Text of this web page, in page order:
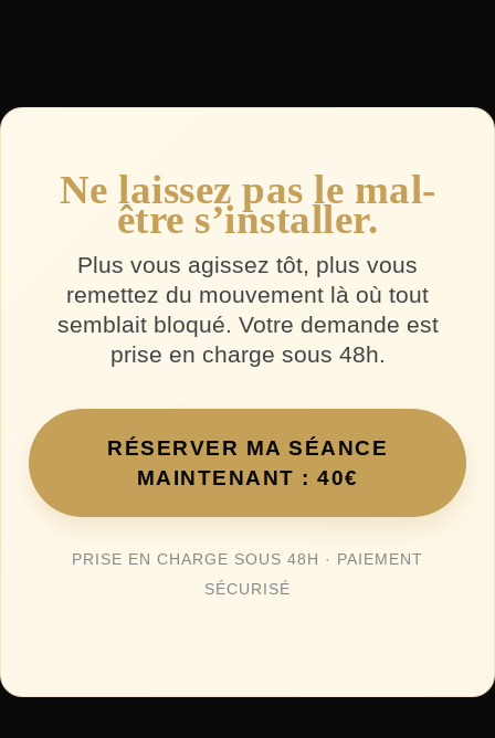
Ne laissez pas le mal-
être s’installer.
Plus vous agissez tôt, plus vous
remettez du mouvement là où tout
semblait bloqué. Votre demande est
prise en charge sous 48h.
RÉSERVER MA SÉANCE
MAINTENANT : 40€
PRISE EN CHARGE SOUS 48H · PAIEMENT
SÉCURISÉ